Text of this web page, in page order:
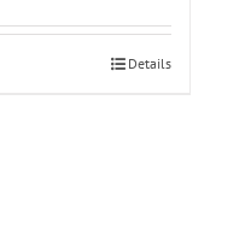
Details